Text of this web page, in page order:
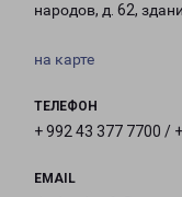
народов, д. 62,
на карте
ТЕЛЕФОН
+ 992 43 377 7700 /
EMAIL